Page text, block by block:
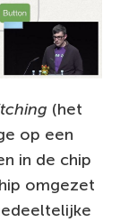
(het
op een
in de chip
omgezet